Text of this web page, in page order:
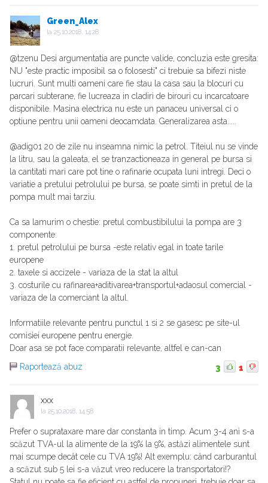
Green_Alex
la 25.10.2018, 14:28
@tzenu Desi argumentatia are puncte valide, concluzia este gresita:
NU "este practic imposibil sa o folosesti" ci trebuie sa bifezi niste
lucruri. Sunt multi oameni care fie stau la casa sau la blocuri cu
parcari subterane, fie lucreaza in cladiri de birouri cu incarcatoare
disponibile. Masina electrica nu este un panaceu universal ci o
optiune pentru unii oameni deocamdata. Generalizarea asta.....
@adig01 20 de zile nu inseamna nimic la petrol. Titeiul nu se vinde
la litru, sau la galeata, el se tranzactioneaza in general pe bursa si
la cantitati mari care pot tine o rafinarie ocupata luni intregi. Deci o
variatie a pretului petrolului pe bursa, se poate simti in pretul de la
pompa mult mai tarziu.
Ca sa lamurim o chestie: pretul combustibilului la pompa are 3
componente:
1. pretul petrolului pe bursa -este relativ egal in toate tarile
europene
2. taxele si accizele - variaza de la stat la altul
3. costurile cu rafinarea+aditivarea+transportul+adaosul comercial -
variaza de la comerciant la altul.
Informatiile relevante pentru punctul 1 si 2 se gasesc pe site-ul
comisiei europene pentru energie.
Doar asa se pot face comparatii relevante, altfel e can-can
Raportează abuz
3 1
xxx
la 25.10.2018, 14:58
Prefer o suprataxare mare dar constanta in timp. Acum 3-4 ani s-a
scăzut TVA-ul la alimente de la 19% la 9%, astăzi alimentele sunt
mai scumpe decât cele cu TVA 19%! Alt exemplu: când carburantul
a scăzut sub 5 lei s-a văzut vreo reducere la transportatori!?